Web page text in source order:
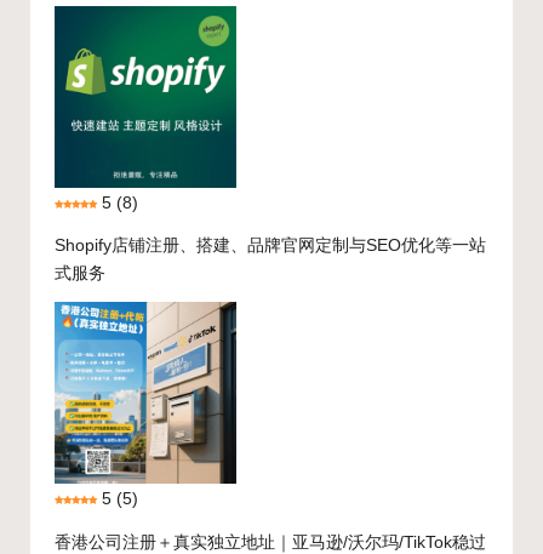
5 (8)
Shopify店铺注册、搭建、品牌官网定制与SEO优化等一站
式服务
5 (5)
香港公司注册＋真实独立地址｜亚马逊/沃尔玛/TikTok稳过